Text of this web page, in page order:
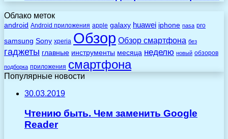
Облако меток
android Android приложения apple galaxy huawei iphone nasa pro
samsung Sony xperia Обзор Обзор смартфона без
гаджеты главные инструменты месяца неделю новый обзоров
подборка приложения смартфона
Популярные новости
30.03.2019
Чтению быть. Чем заменить Google
Reader